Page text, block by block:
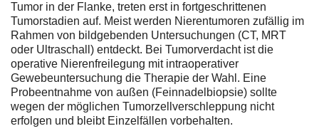
Tumor in der Flanke, treten erst in fortgeschrittenen
Tumorstadien auf. Meist werden Nierentumoren zufällig im
Rahmen von bildgebenden Untersuchungen (CT, MRT
oder Ultraschall) entdeckt. Bei Tumorverdacht ist die
operative Nierenfreilegung mit intraoperativer
Gewebeuntersuchung die Therapie der Wahl. Eine
Probeentnahme von außen (Feinnadelbiopsie) sollte
wegen der möglichen Tumorzellverschleppung nicht
erfolgen und bleibt Einzelfällen vorbehalten.